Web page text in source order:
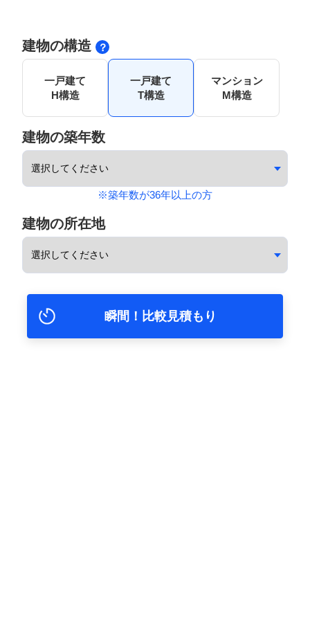
建物の構造
一戸建て
H構造
一戸建て
T構造
マンション
M構造
建物の築年数
※築年数が36年以上の方
建物の所在地
瞬間！比較見積もり